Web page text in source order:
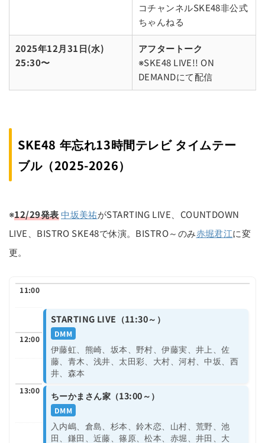
コチャンネルSKE48非公式
ちゃんねる
2025年12月31日(水)
25:30〜
アフタートーク
※SKE48 LIVE!! ON
DEMANDにて配信
SKE48 年忘れ13時間テレビタイムテー
ブル（2025-2026）
※12/29発表中坂美祐がSTARTING LIVE、COUNTDOWN
LIVE、BISTRO SKE48で休演。BISTRO～のみ赤堀君江に変
更。
11:00
12:00
13:00
STARTING LIVE（11:30～）
DMM
伊藤虹、熊崎、坂本、野村、伊藤実、井上、佐
藤、青木、浅井、太田彩、大村、河村、中坂、西
井、森本
ちーかまさん家（13:00～）
DMM
入内嶋、倉島、杉本、鈴木恋、山村、荒野、池
田、鎌田、近藤、篠原、松本、赤堀、井田、大